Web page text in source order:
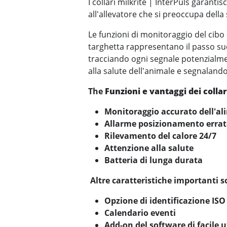
all'allevatore che si preoccupa
Le funzioni di monitoraggio del
targhetta rappresentano il passo
tracciando ogni segnale
alla salute dell'animale e
The Funzioni e vantaggi dei
Monitoraggio accurato
Allarme posizionamento
Rilevamento del calore 24/7
Attenzione alla salute
Batteria di lunga durata
Altre caratteristiche importanti
Opzione di identificazione ISO
Calendario eventi